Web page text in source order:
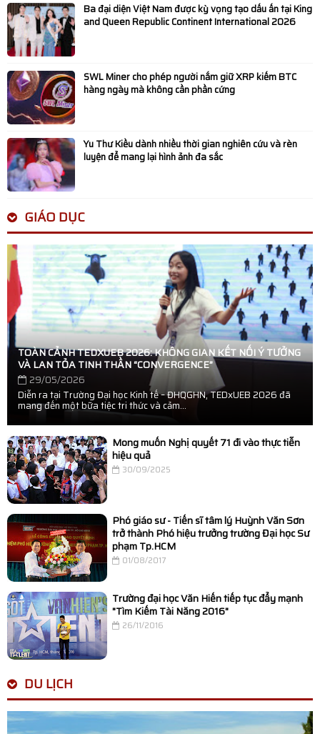
Ba đại diện Việt Nam được kỳ vọng tạo dấu ấn tại King
and Queen Republic Continent International 2026
SWL Miner cho phép người nắm giữ XRP kiếm BTC
hàng ngày mà không cần phần cứng
Yu Thư Kiều dành nhiều thời gian nghiên cứu và rèn
luyện để mang lại hình ảnh đa sắc
GIÁO DỤC
TOÀN CẢNH TEDXUEB 2026: KHÔNG GIAN KẾT NỐI Ý TƯỞNG
VÀ LAN TỎA TINH THẦN “CONVERGENCE”
29/05/2026
Diễn ra tại Trường Đại học Kinh tế – ĐHQGHN, TEDxUEB 2026 đã
mang đến một bữa tiệc tri thức và cảm...
Mong muốn Nghị quyết 71 đi vào thực tiễn
hiệu quả
30/09/2025
Phó giáo sư - Tiến sĩ tâm lý Huỳnh Văn Sơn
trở thành Phó hiệu trưởng trường Đại học Sư
phạm Tp.HCM
01/08/2017
Trường đại học Văn Hiến tiếp tục đẩy mạnh
"Tìm Kiếm Tài Năng 2016"
26/11/2016
DU LỊCH